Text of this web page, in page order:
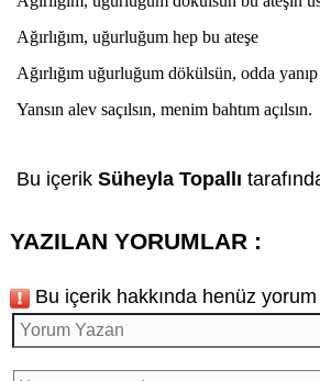
Ağırlığım, uğurluğum hep bu ateşe
Ağırlığım uğurluğum dökülsün, odda
Yansın alev saçılsın, menim bahtım açılsın.
Bu içerik Süheyla Topallı
YAZILAN YORUMLAR :
Bu içerik hakkında henüz yorum